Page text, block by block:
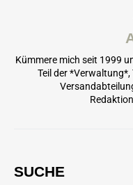
Kümmere mich seit 1999
Teil der *Verwaltung*,
SUCHE